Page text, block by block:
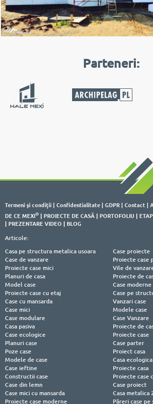
Parteneri:
Termeni şi condiţii | Confidentialitate | GDPR | Contact |
DE CE MEXI® | PROIECTE DE CASĂ | PORTOFOLIU |
| PREZENTARE VIDEO | BLOG
Articole:
Casa pe structura metalica usoara
Case de vanzare
Proiecte case mici
Planuri de casa
Model case
Proiecte case cu etaj
Case cu mansarda
Case mici
Case modulare
Casa pasiva
Case proiecte
Proiecte case
Vile de
Proiecte de
Case moderne
Case pe
Vanzari case
Modele case
Case Vanzare
Proiecte de
Case ecologice
Planuri case
Poze case
Modele de case
Case ieftine
Constructii case
Case din lemn
Case mici cu mansarda
Proiecte case moderne
Proiecte case
Case parter
Proiect casa
Casa ecologica
Proiecte casa
Proiecte case
Case proiect
Casa metalica
Păreri case